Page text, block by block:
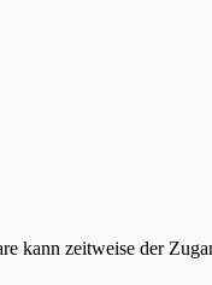
kann zeitweise der